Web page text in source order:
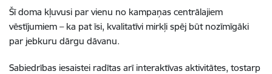
Šī doma kļuvusi par vienu no kampaņas centrālajiem
vēstījumiem – ka pat īsi, kvalitatīvi mirkļi spēj būt nozīmīgāki
par jebkuru dārgu dāvanu.
Sabiedrības iesaistei radītas arī interaktīvas aktivitātes, tostarp